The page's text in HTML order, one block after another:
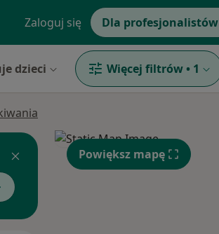
Zaloguj się Dla profesjonalistów
dzieci Więcej filtrów • 1
Powiększ mapę